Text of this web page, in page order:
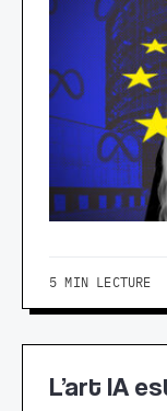
5 MIN LECTURE
L’art IA